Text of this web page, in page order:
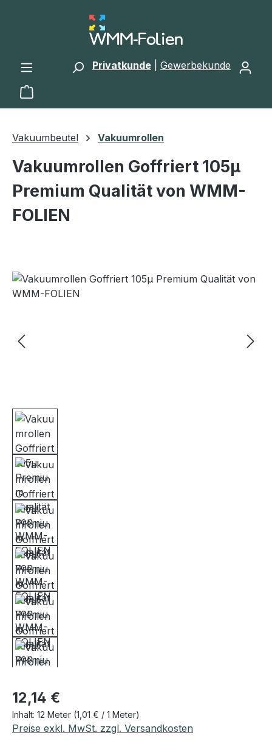
Zum Hauptinhalt springen
Privatkunde Gewerbekunde
Warenkorb enthält 0 Positionen. Der
Vakuumbeutel Vakuumrollen
Vakuumrollen Goffriert 105µ
Premium Qualität von WMM-
FOLIEN
Bildergalerie überspringen
Regulärer Preis:
12,14 €
Inhalt: 12 Meter (1,01 € / 1 Meter)
Preise exkl. MwSt. zzgl. Versandkosten